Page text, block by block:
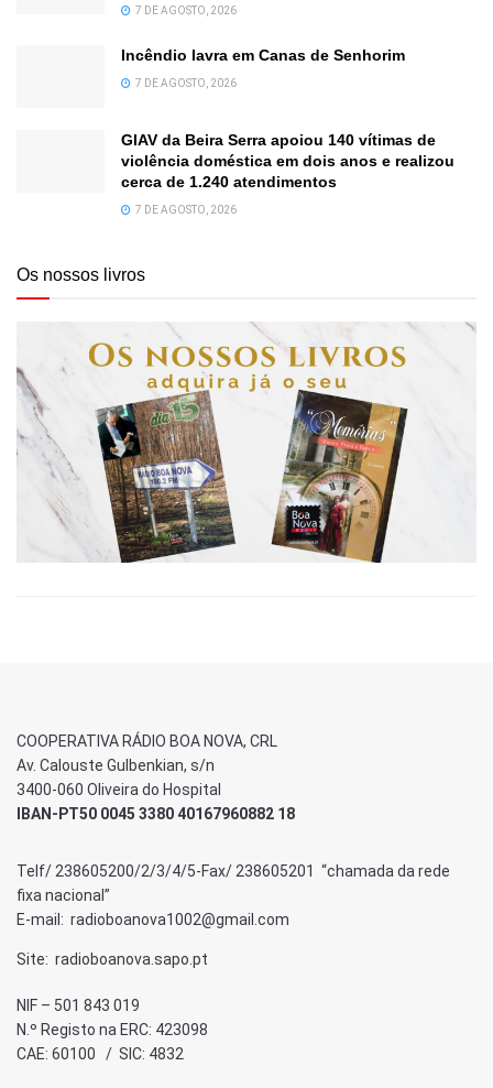
7 DE AGOSTO, 2026
Incêndio lavra em Canas de Senhorim
7 DE AGOSTO, 2026
GIAV da Beira Serra apoiou 140 vítimas de
violência doméstica em dois anos e realizou
cerca de 1.240 atendimentos
7 DE AGOSTO, 2026
Os nossos livros
COOPERATIVA RÁDIO BOA NOVA, CRL
Av. Calouste Gulbenkian, s/n
3400-060 Oliveira do Hospital
IBAN-PT50 0045 3380 40167960882 18
Telf/ 238605200/2/3/4/5-Fax/ 238605201 “chamada da rede
fixa nacional”
E-mail: radioboanova1002@gmail.com
Site: radioboanova.sapo.pt
NIF – 501 843 019
N.º Registo na ERC: 423098
CAE: 60100 / SIC: 4832